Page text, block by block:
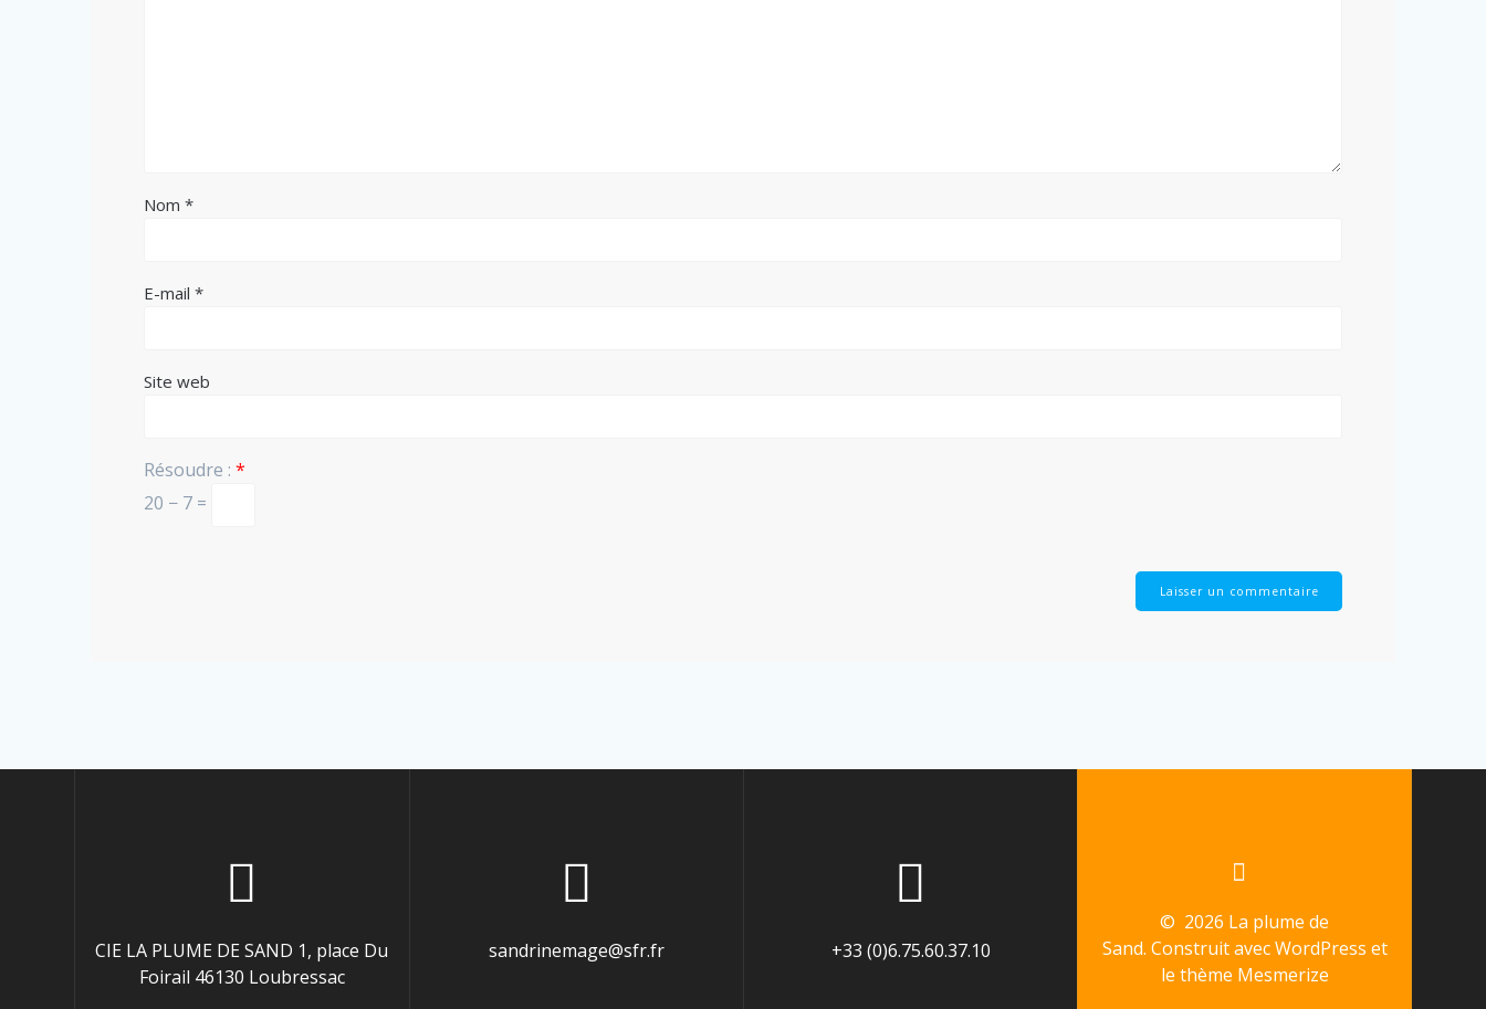
Nom*
E-mail*
Site web
Résoudre :*
20 − 7 =
CIE LA PLUME DE SAND 1, place Du
Foirail 46130 Loubressac
sandrinemage@sfr.fr +33 (0)6.75.60.37.10
© 2026 La plume de
Sand. Construit avec WordPress et
le thème Mesmerize